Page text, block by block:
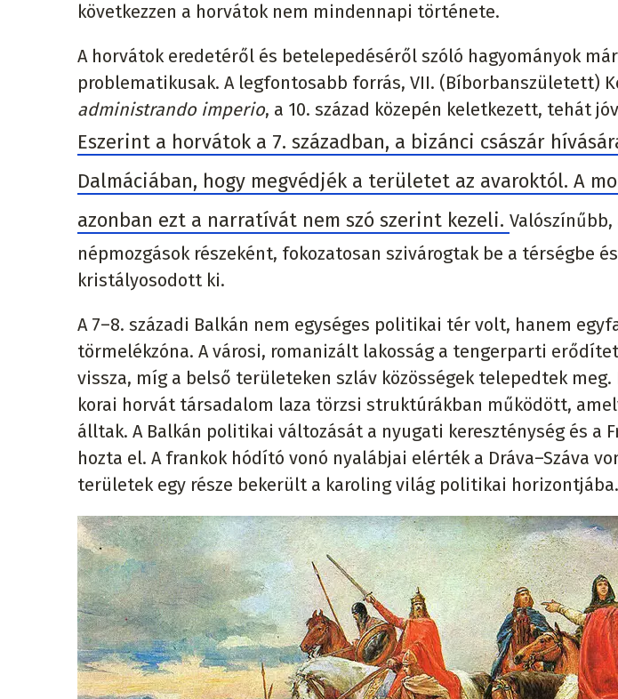
következzen a horvátok nem mindennapi története.
A horvátok eredetéről és betelepedéséről szóló hagyományok
problematikusak. A legfontosabb forrás, VII. (Bíborbanszületett)
administrando imperio, a 10. század közepén keletkezett, tehát
Eszerint a horvátok a 7. században, a bizánci császár
Dalmáciában, hogy megvédjék a területet az avaroktól. A
azonban ezt a narratívát nem szó szerint kezeli.
népmozgások részeként, fokozatosan szivárogtak be a térségbe
kristályosodott ki.
A 7–8. századi Balkán nem egységes politikai tér volt, hanem
törmelékzóna. A városi, romanizált lakosság a tengerparti
vissza, míg a belső területeken szláv közösségek telepedtek meg.
korai horvát társadalom laza törzsi struktúrákban működött,
álltak. A Balkán politikai változását a nyugati kereszténység és a
hozta el. A frankok hódító vonó nyalábjai elérték a Dráva–Száva
területek egy része bekerült a karoling világ politikai horizontjába.